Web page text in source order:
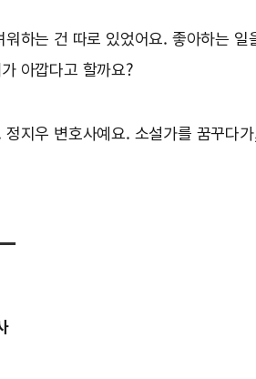
하는 건 따로 있었어요. 좋아하는
아깝다고 할까요?
지우 변호사예요. 소설가를 꿈꾸다